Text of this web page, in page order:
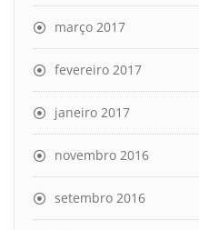
março 2017
fevereiro 2017
janeiro 2017
novembro 2016
setembro 2016